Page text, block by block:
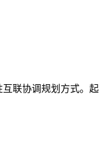
联协调规划方式。起